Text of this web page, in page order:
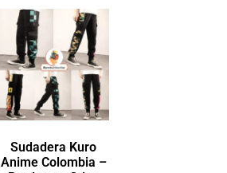
Sudadera Kuro
Anime Colombia –